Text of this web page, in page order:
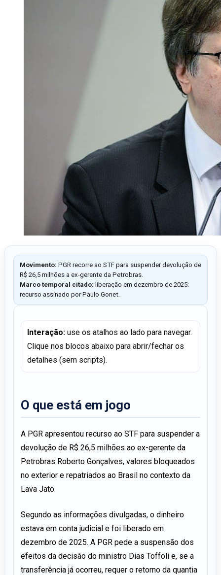
Movimento: PGR recorre ao STF para suspender devolução de
R$ 26,5 milhões a ex-gerente da Petrobras.
Marco temporal citado: liberação em dezembro de 2025;
recurso assinado por Paulo Gonet.
Interação: use os atalhos ao lado para navegar.
Clique nos blocos abaixo para abrir/fechar os
detalhes (sem scripts).
O que está em jogo
A PGR apresentou recurso ao STF para suspender a
devolução de R$ 26,5 milhões ao ex-gerente da
Petrobras Roberto Gonçalves, valores bloqueados
no exterior e repatriados ao Brasil no contexto da
Lava Jato.
Segundo as informações divulgadas, o dinheiro
estava em conta judicial e foi liberado em
dezembro de 2025. A PGR pede a suspensão dos
efeitos da decisão do ministro Dias Toffoli e, se a
transferência já ocorreu, requer o retorno da quantia